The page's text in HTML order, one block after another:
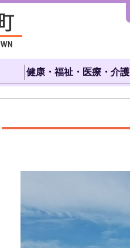
健康・福祉・医療・介護